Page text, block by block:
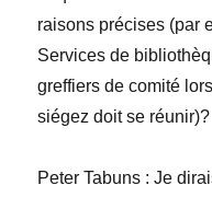
raisons précises (par
Services de
greffiers de comité
siégez doit se réunir)?
Peter Tabuns : Je